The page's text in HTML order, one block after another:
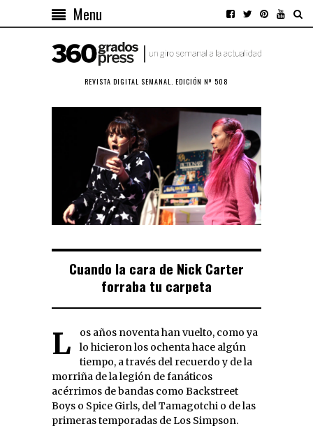
Menu
REVISTA DIGITAL SEMANAL. EDICIÓN Nº 508
Cuando la cara de Nick Carter
forraba tu carpeta
Los años noventa han vuelto, como ya
lo hicieron los ochenta hace algún
tiempo, a través del recuerdo y de la
morriña de la legión de fanáticos
acérrimos de bandas como Backstreet
Boys o Spice Girls, del Tamagotchi o de las
primeras temporadas de Los Simpson.